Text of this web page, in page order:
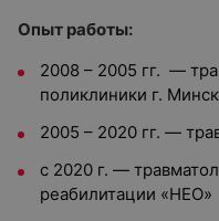
Опыт работы:
2008 – 2005 гг. —
поликлиники г.
2005 – 2020 гг. —
с 2020 г. —
реабилитации «НЕО»